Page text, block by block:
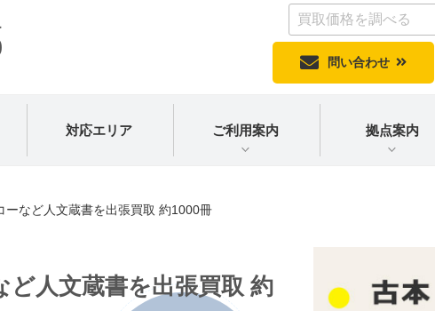
問い合わせ
対応エリア ご利用案内 拠点案内
ーなど人文蔵書を出張買取 約1000冊
ど人文蔵書を出張買取 約